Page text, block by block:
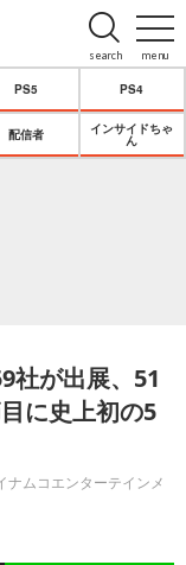
menu
search
PS5 PS4
配信者
インサイドちゃ
ん
社が出展、51
に史上初の5
ナムコエンターテインメ